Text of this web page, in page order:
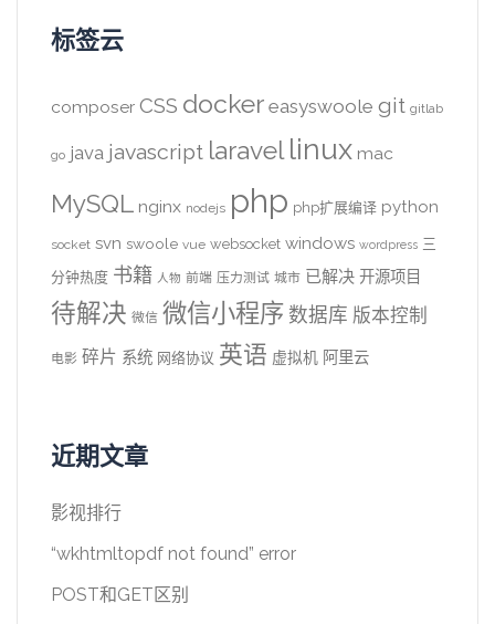
标签云
composer CSS docker easyswoole git gitlab
go java javascript laravel linux mac
MySQL nginx nodejs php php扩展编译 python
socket svn swoole vue websocket windows wordpress 三
分钟热度 书籍 人物 前端 压力测试 城市 已解决 开源项目
待解决 微信 微信小程序 数据库 版本控制
电影 碎片 系统 网络协议 英语 虚拟机 阿里云
近期文章
影视排行
“wkhtmltopdf not found” error
POST和GET区别